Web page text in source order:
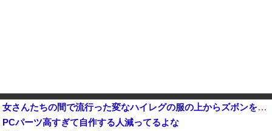
女さんたちの間で流行った変なハイレグの服の上からズボンを履くファッションｗｗｗｗ （※画像あり）
PCパーツ高すぎて自作する人減ってるよな